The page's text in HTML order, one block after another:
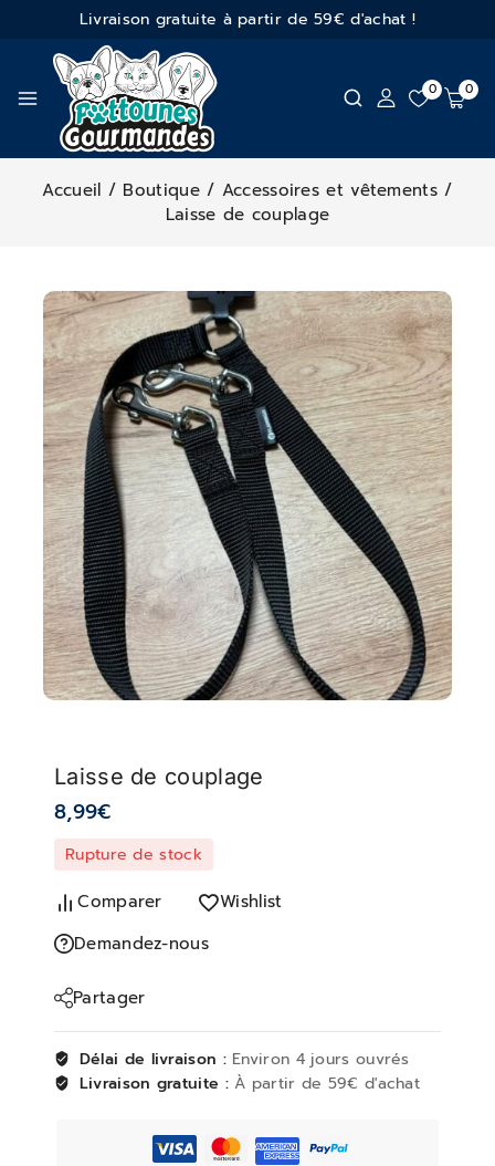
Livraison gratuite à partir de 59€ d'achat !
0 0
Accueil / Boutique / Accessoires et vêtements /
Laisse de couplage
Laisse de couplage
8,99€
Rupture de stock
Comparer
Wishlist
Demandez-nous
Partager
Délai de livraison : Environ 4 jours ouvrés
Livraison gratuite :À partir de 59€ d'achat